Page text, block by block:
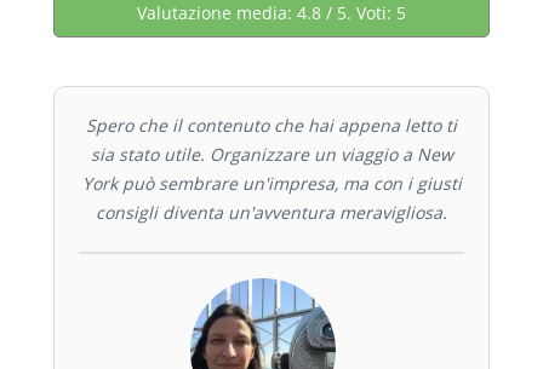
Valutazione media: 4.8 / 5. Voti: 5
Spero che il contenuto che hai appena letto ti
sia stato utile. Organizzare un viaggio a New
York può sembrare un'impresa, ma con i giusti
consigli diventa un'avventura meravigliosa.